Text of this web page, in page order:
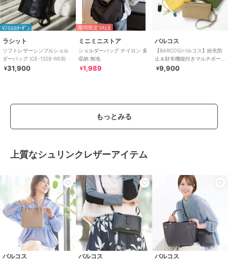
¥2888ｸｰﾎﾟﾝ
ラシット
ソフトレザーシンプルショル
ダーバッグ (CE-1328-WEB)
¥31,900
期間限定SALE
ミニミニストア
ショルダーバッグ ナイロン 多
収納 無地
¥1,989
バルコス
【BARCOS/バルコス】紛失防
止＆財布機能付きマルチポー
チ＜リトルノ プルート＞
¥9,900
もっとみる
上質なシュリンクレザーアイテム
バルコス バルコス バルコス